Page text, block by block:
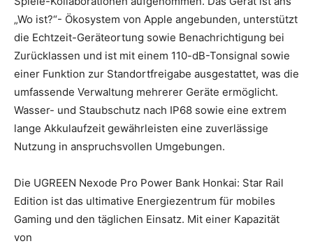
„Wo ist?“- Ökosystem von Apple angebunden, unterstützt
die Echtzeit-Geräteortung sowie Benachrichtigung bei
Zurücklassen und ist mit einem 110-dB-Tonsignal sowie
einer Funktion zur Standortfreigabe ausgestattet, was die
umfassende Verwaltung mehrerer Geräte ermöglicht.
Wasser- und Staubschutz nach IP68 sowie eine extrem
lange Akkulaufzeit gewährleisten eine zuverlässige
Nutzung in anspruchsvollen Umgebungen.
Die UGREEN Nexode Pro Power Bank Honkai: Star Rail
Edition ist das ultimative Energiezentrum für mobiles
Gaming und den täglichen Einsatz. Mit einer Kapazität
von